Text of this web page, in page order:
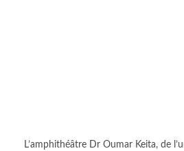
L’amphithéâtre Dr Oumar Keita, de